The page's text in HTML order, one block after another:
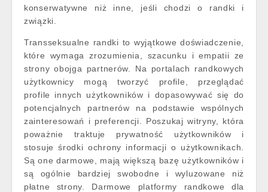
konserwatywne niż inne, jeśli chodzi o randki i
związki.
Transseksualne randki to wyjątkowe doświadczenie,
które wymaga zrozumienia, szacunku i empatii ze
strony obojga partnerów. Na portalach randkowych
użytkownicy mogą tworzyć profile, przeglądać
profile innych użytkowników i dopasowywać się do
potencjalnych partnerów na podstawie wspólnych
zainteresowań i preferencji. Poszukaj witryny, która
poważnie traktuje prywatność użytkowników i
stosuje środki ochrony informacji o użytkownikach.
Są one darmowe, mają większą bazę użytkowników i
są ogólnie bardziej swobodne i wyluzowane niż
płatne strony. Darmowe platformy randkowe dla